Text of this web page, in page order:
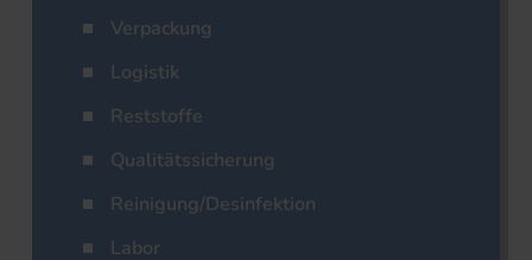
Verpackung
Logistik
Reststoffe
Qualitätssicherung
Reinigung/Desinfektion
Labor